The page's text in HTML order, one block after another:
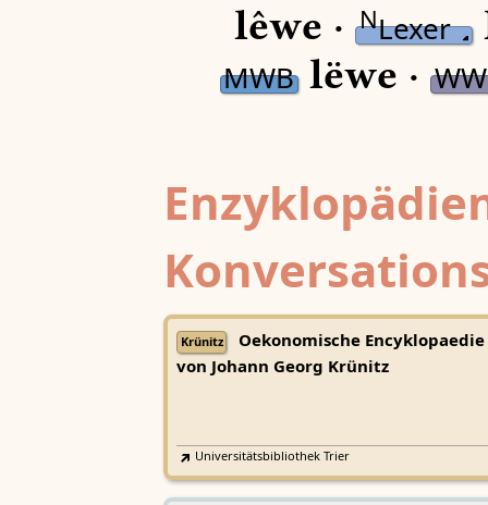
lêwe · NLexer
MWBlëwe ·
Krünitz
Oekonomische Encyklopaedie
von Johann Georg Krünitz
Universitätsbibliothek Trier